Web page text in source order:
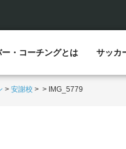
ー・コーチングとは サッカ
> 安謝校 > > IMG_5779